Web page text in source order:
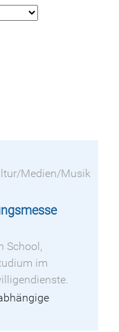
Medien/Musik
School,
im